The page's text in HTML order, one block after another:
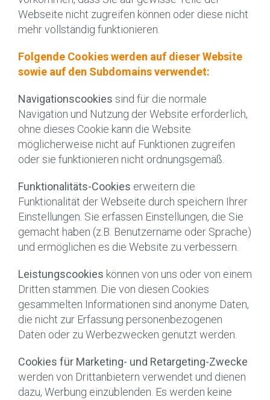
Webseite nicht zugreifen können oder diese nicht
mehr vollständig funktionieren.
Folgende Cookies werden auf dieser Website
sowie auf den Subdomains verwendet:
Navigationscookies sind für die normale
Navigation und Nutzung der Website erforderlich,
ohne dieses Cookie kann die Website
möglicherweise nicht auf Funktionen zugreifen
oder sie funktionieren nicht ordnungsgemäß.
Funktionalitäts-Cookies erweitern die
Funktionalität der Webseite durch speichern Ihrer
Einstellungen. Sie erfassen Einstellungen, die Sie
gemacht haben (z.B. Benutzername oder Sprache)
und ermöglichen es die Website zu verbessern.
Leistungscookies können von uns oder von einem
Dritten stammen. Die von diesen Cookies
gesammelten Informationen sind anonyme Daten,
die nicht zur Erfassung personenbezogenen
Daten oder zu Werbezwecken genutzt werden.
Cookies für Marketing- und Retargeting-Zwecke
werden von Drittanbietern verwendet und dienen
dazu, Werbung einzublenden. Es werden keine